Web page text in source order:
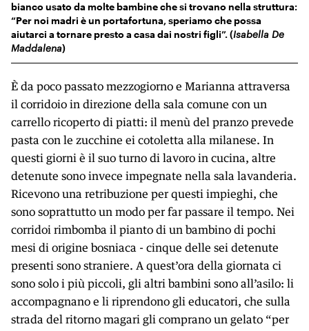
bianco usato da molte bambine che si trovano nella struttura:
“Per noi madri è un portafortuna, speriamo che possa
aiutarci a tornare presto a casa dai nostri figli”. (Isabella De
Maddalena)
È da poco passato mezzogiorno e Marianna attraversa
il corridoio in direzione della sala comune con un
carrello ricoperto di piatti: il menù del pranzo prevede
pasta con le zucchine ei cotoletta alla milanese. In
questi giorni è il suo turno di lavoro in cucina, altre
detenute sono invece impegnate nella sala lavanderia.
Ricevono una retribuzione per questi impieghi, che
sono soprattutto un modo per far passare il tempo. Nei
corridoi rimbomba il pianto di un bambino di pochi
mesi di origine bosniaca - cinque delle sei detenute
presenti sono straniere. A quest’ora della giornata ci
sono solo i più piccoli, gli altri bambini sono all’asilo: li
accompagnano e li riprendono gli educatori, che sulla
strada del ritorno magari gli comprano un gelato “per